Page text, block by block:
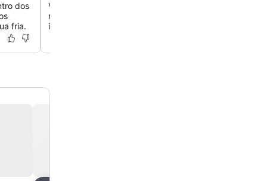
dos
fria.
Você pode saborear pratos selecionados e vinhos finos
restaurante Maxmilián, projetado para noites
indulgência culinária.